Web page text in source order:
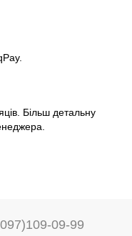
Більш детальну
09-99